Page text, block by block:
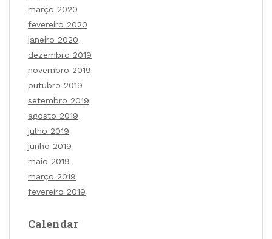
março 2020
fevereiro 2020
janeiro 2020
dezembro 2019
novembro 2019
outubro 2019
setembro 2019
agosto 2019
julho 2019
junho 2019
maio 2019
março 2019
fevereiro 2019
Calendar